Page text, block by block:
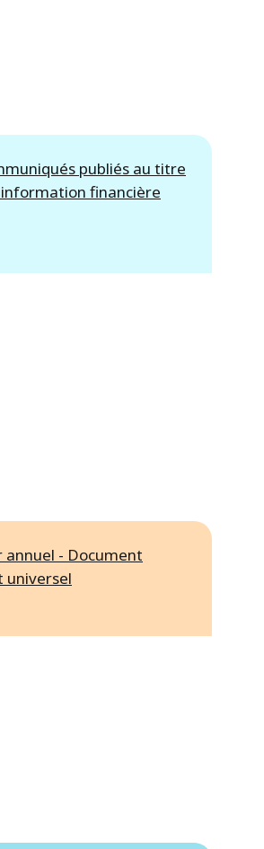
publiés au titre
financière
annuel - Document
universel